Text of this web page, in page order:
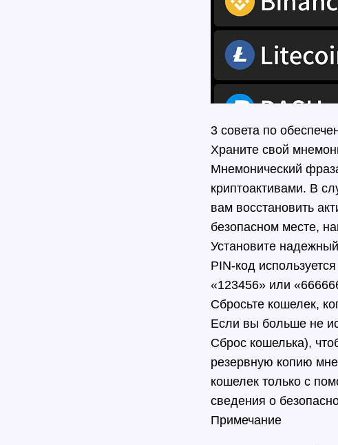
3 совета по
Храните свой
Мнемонический
криптоактивами. В
вам восстановить
безопасном месте,
Установите
PIN-код
«123456» или
Сбросьте кошелек,
Если вы больше не
Сброс кошелька),
резервную копию
кошелек только с
сведения о
Примечание